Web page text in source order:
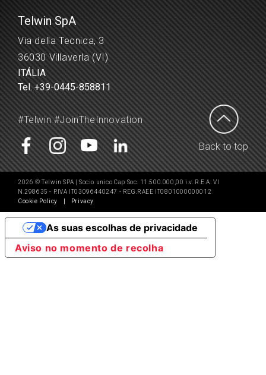
Telwin SpA
Via della Tecnica, 3
36030 Villaverla (VI)
ITÁLIA
Tel. +39-0445-858811
#Telwin #JoinTheInnovation
Back to top
2026 © Telwin SPA | Socio unico Cap Soc. 11.500.000,00 i.v. R.E.A. VI
N.298635 - P.IVA IT03096440247 - REG.RAEE IT0801000000012
Cookie Policy
Privacy
Aviso no momento de recolha
As suas escolhas de privacidade